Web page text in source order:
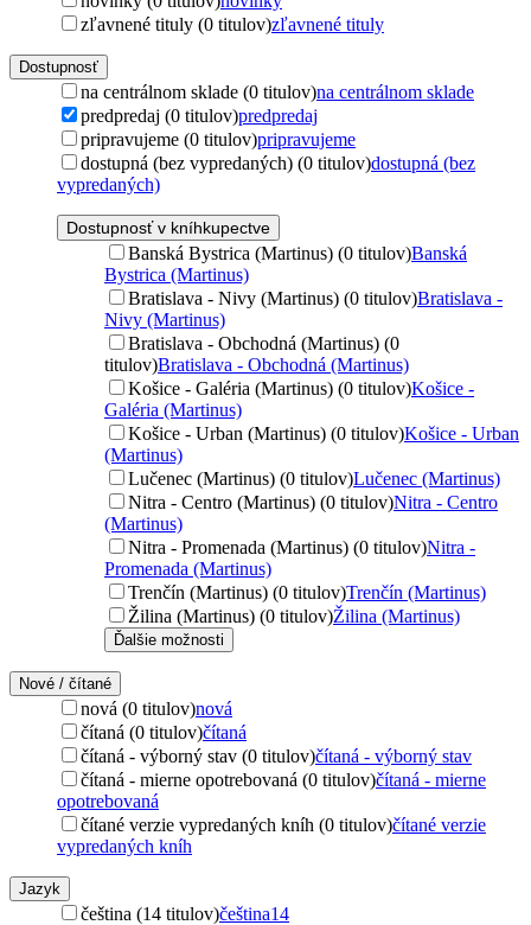
zľavnené tituly (0 titulov)zľavnené tituly
Dostupnosť
na centrálnom sklade (0 titulov)na centrálnom sklade
predpredaj (0 titulov)predpredaj
pripravujeme (0 titulov)pripravujeme
dostupná (bez vypredaných) (0 titulov)dostupná (bez
vypredaných)
Dostupnosť v kníhkupectve
Banská Bystrica (Martinus) (0 titulov)Banská
Bystrica (Martinus)
Bratislava - Nivy (Martinus) (0 titulov)Bratislava -
Nivy (Martinus)
Bratislava - Obchodná (Martinus) (0
titulov)Bratislava - Obchodná (Martinus)
Košice - Galéria (Martinus) (0 titulov)Košice -
Galéria (Martinus)
Košice - Urban (Martinus) (0 titulov)Košice - Urban
(Martinus)
Lučenec (Martinus) (0 titulov)Lučenec (Martinus)
Nitra - Centro (Martinus) (0 titulov)Nitra - Centro
(Martinus)
Nitra - Promenada (Martinus) (0 titulov)Nitra -
Promenada (Martinus)
Trenčín (Martinus) (0 titulov)Trenčín (Martinus)
Žilina (Martinus) (0 titulov)Žilina (Martinus)
Ďalšie možnosti
Nové / čítané
nová (0 titulov)nová
čítaná (0 titulov)čítaná
čítaná - výborný stav (0 titulov)čítaná - výborný stav
čítaná - mierne opotrebovaná (0 titulov)čítaná - mierne
opotrebovaná
čítané verzie vypredaných kníh (0 titulov)čítané verzie
vypredaných kníh
Jazyk
čeština (14 titulov)čeština14